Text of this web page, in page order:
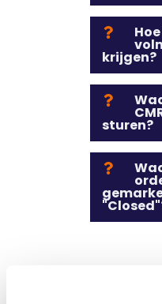
krijgen?
sturen?